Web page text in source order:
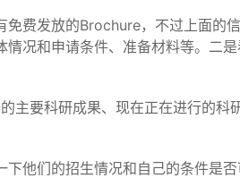
费发放的Brochure，不过上面的
况和申请条件、准备材料等。二
主要科研成果、现在正在进行的科
他们的招生情况和自己的条件是否